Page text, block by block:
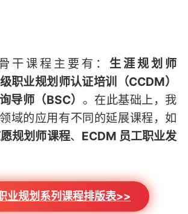
干课程主要有： 生涯规划师
职业规划师认证培训（CCDM）
导师（BSC） 。在此基础上，我
域的应用有不同的延展课程，如
规划师课程、 ECDM 员工职业发
业规划系列课程排版表>>